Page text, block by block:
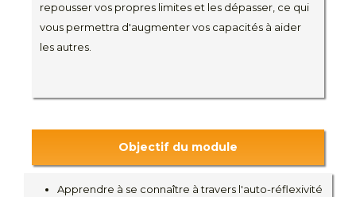
repousser vos propres limites et les dépasser, ce qui
vous permettra d'augmenter vos capacités à aider
les autres.
Objectif du module
Apprendre à se connaître à travers l'auto-réflexivité